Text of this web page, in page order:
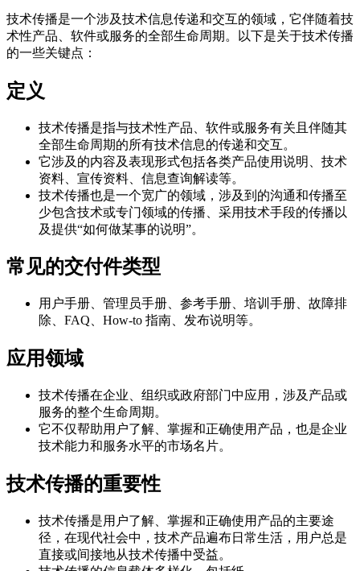
技术传播是一个涉及技术信息传递和交互的领域，它伴随着技
术性产品、软件或服务的全部生命周期。以下是关于技术传播
的一些关键点：
定义
技术传播是指与技术性产品、软件或服务有关且伴随其
全部生命周期的所有技术信息的传递和交互。
它涉及的内容及表现形式包括各类产品使用说明、技术
资料、宣传资料、信息查询解读等。
技术传播也是一个宽广的领域，涉及到的沟通和传播至
少包含技术或专门领域的传播、采用技术手段的传播以
及提供“如何做某事的说明”。
常见的交付件类型
用户手册、管理员手册、参考手册、培训手册、故障排
除、FAQ、How-to 指南、发布说明等。
应用领域
技术传播在企业、组织或政府部门中应用，涉及产品或
服务的整个生命周期。
它不仅帮助用户了解、掌握和正确使用产品，也是企业
技术能力和服务水平的市场名片。
技术传播的重要性
技术传播是用户了解、掌握和正确使用产品的主要途
径，在现代社会中，技术产品遍布日常生活，用户总是
直接或间接地从技术传播中受益。